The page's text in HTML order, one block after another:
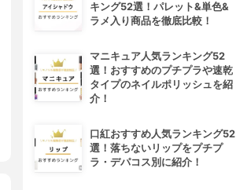
キング52選！パレット&単色&
ラメ入り商品を徹底比較！
マニキュア人気ランキング52
選！おすすめのプチプラや速乾
タイプのネイルポリッシュを紹
介！
口紅おすすめ人気ランキング52
選！落ちないリップをプチプ
ラ・デパコス別に紹介！